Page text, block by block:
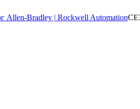
Allen-Bradley | Rockwell Automation